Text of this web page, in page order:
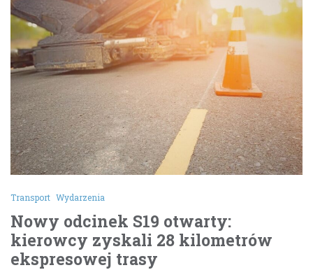
Transport Wydarzenia
Nowy odcinek S19 otwarty:
kierowcy zyskali 28 kilometrów
ekspresowej trasy